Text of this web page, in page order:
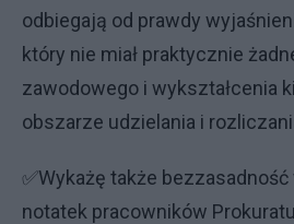
odbiegają od prawdy
który nie miał praktycznie
zawodowego i wykształcenia
obszarze udzielania i
✅Wykażę także
notatek pracowników